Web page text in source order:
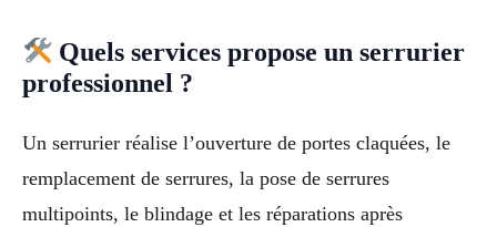
Quels services propose un serrurier
professionnel ?
Un serrurier réalise l’ouverture de portes claquées, le
remplacement de serrures, la pose de serrures
multipoints, le blindage et les réparations après